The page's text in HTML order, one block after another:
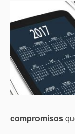
compromisos